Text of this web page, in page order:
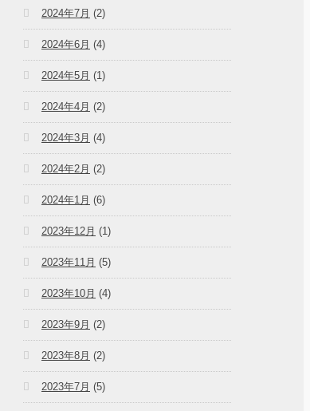
2024年7月 (2)
2024年6月 (4)
2024年5月 (1)
2024年4月 (2)
2024年3月 (4)
2024年2月 (2)
2024年1月 (6)
2023年12月 (1)
2023年11月 (5)
2023年10月 (4)
2023年9月 (2)
2023年8月 (2)
2023年7月 (5)